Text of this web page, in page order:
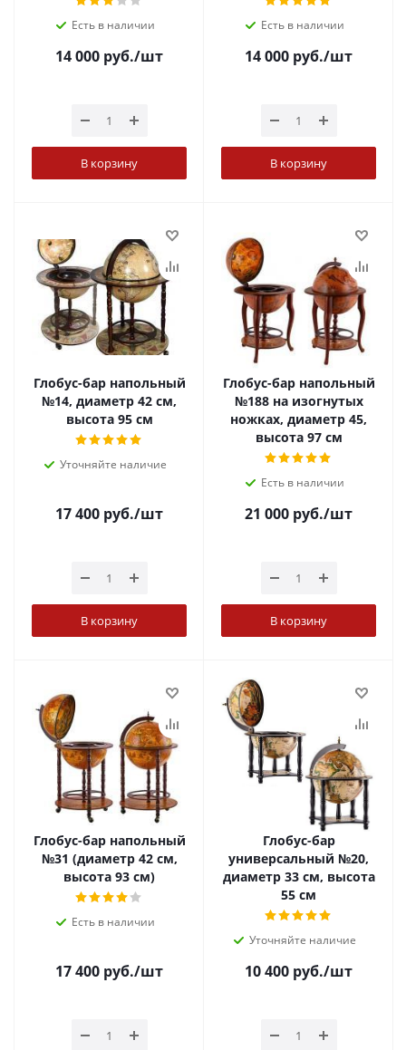
Есть в наличии
14 000 руб./шт
В корзину
Есть в наличии
14 000 руб./шт
В корзину
Глобус-бар напольный
№14, диаметр 42 см,
высота 95 см
Уточняйте наличие
17 400 руб./шт
В корзину
Глобус-бар напольный
№188 на изогнутых
ножках, диаметр 45,
высота 97 см
Есть в наличии
21 000 руб./шт
В корзину
Глобус-бар напольный
№31 (диаметр 42 см,
высота 93 см)
Есть в наличии
17 400 руб./шт
Глобус-бар
универсальный №20,
диаметр 33 см, высота
55 см
Уточняйте наличие
10 400 руб./шт